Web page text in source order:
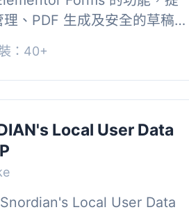
、PDF 生成及安全的草稿儲
僅僅是透過電...
：40+
Local User Data
Local User Data